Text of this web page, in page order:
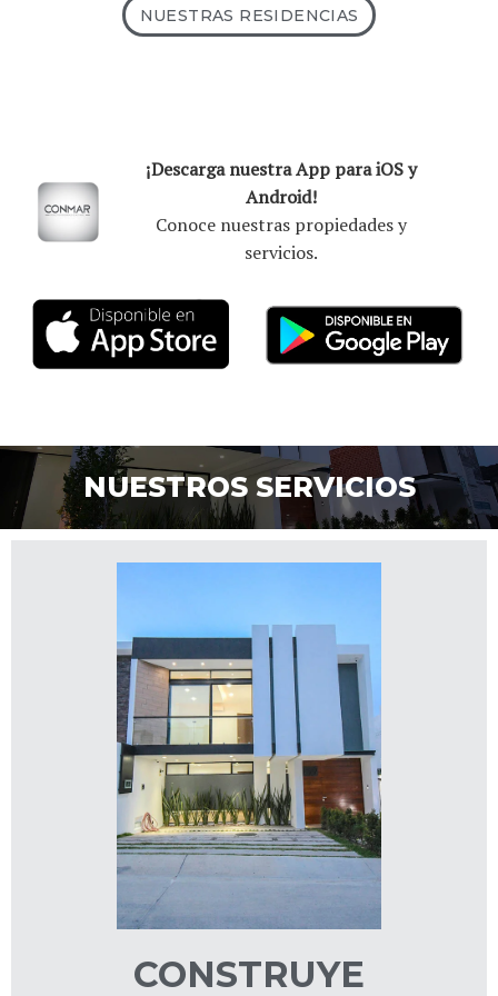
NUESTRAS RESIDENCIAS
¡Descarga nuestra App para iOS y
Android!
Conoce nuestras propiedades y
servicios.
NUESTROS SERVICIOS
CONSTRUYE